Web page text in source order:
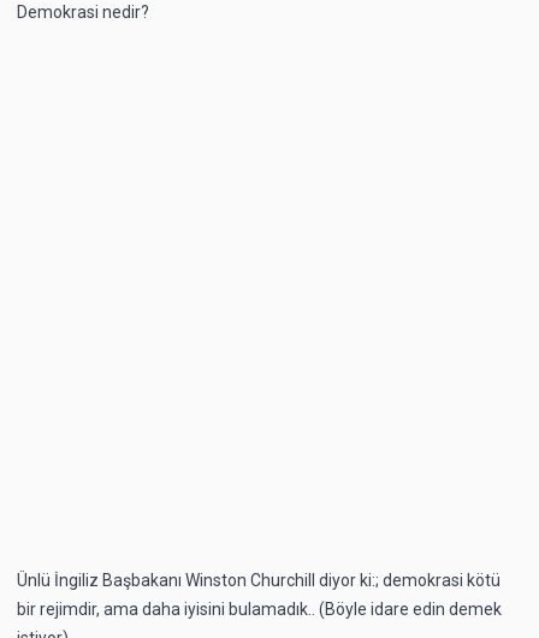
Demokrasi nedir?
Ünlü İngiliz Başbakanı Winston Churchill diyor ki:; demokrasi kötü
bir rejimdir, ama daha iyisini bulamadık.. (Böyle idare edin demek